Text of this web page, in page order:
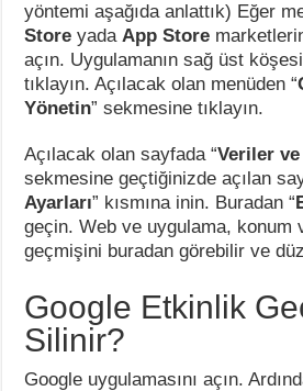
yöntemi aşağıda anlattık) Eğer
Store yadaApp Store
açın. Uygulamanın sağ üst
tıklayın. Açılacak olan menüden “
Yönetin” sekmesine tıklayın.
Açılacak olan sayfada “Veriler
sekmesine geçtiğinizde açılan
Ayarları” kısmına inin. Buradan “
geçin. Web ve uygulama, konum
geçmişini buradan görebilir ve
Google Etkinlik
Silinir?
Google uygulamasını açın.